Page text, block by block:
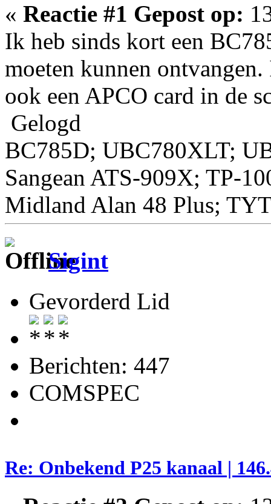
« Reactie #1 Gepost op:
Ik heb sinds kort een
moeten kunnen
ook een APCO card in de
Gelogd
BC785D; UBC780XLT;
Sangean ATS-909X; TP-
Midland Alan 48 Plus;
Sigint
Gevorderd Lid
Berichten: 447
COMSPEC
Re: Onbekend P25 kanaal |